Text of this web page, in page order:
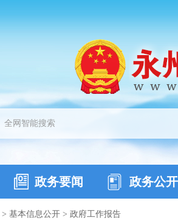
政务要闻 政务公开
> 基本信息公开 > 政府工作报告